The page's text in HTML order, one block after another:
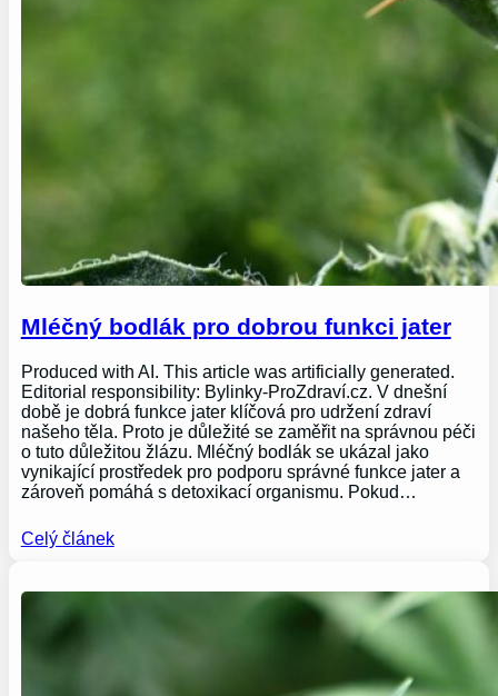
Mléčný bodlák pro dobrou funkci jater
Produced with AI. This article was artificially generated.
Editorial responsibility: Bylinky-ProZdraví.cz. V dnešní
době je dobrá funkce jater klíčová pro udržení zdraví
našeho těla. Proto je důležité se zaměřit na správnou péči
o tuto důležitou žlázu. Mléčný bodlák se ukázal jako
vynikající prostředek pro podporu správné funkce jater a
zároveň pomáhá s detoxikací organismu. Pokud…
Celý článek